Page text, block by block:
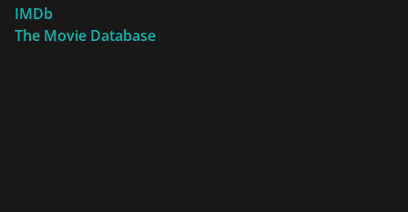
IMDb
The Movie Database